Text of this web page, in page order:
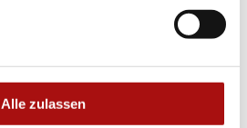
Alle zulassen